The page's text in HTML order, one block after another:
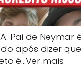
Pai de Neymar
após dizer
é…Ver mais